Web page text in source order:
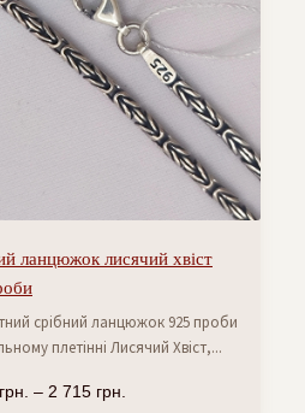
ланцюжок лисячий хвіст
срібний ланцюжок 925 проби
плетінні Лисячий Хвіст,...
грн. – 2 715 грн.